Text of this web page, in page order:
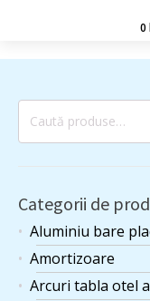
0
Caută
Categorii de
Aluminiu bare
Amortizoare
Arcuri tabla otel